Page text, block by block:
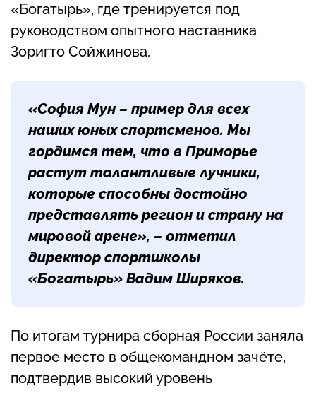
«Богатырь», где тренируется под
руководством опытного наставника
Зоригто Сойжинова.
«София Мун – пример для всех
наших юных спортсменов. Мы
гордимся тем, что в Приморье
растут талантливые лучники,
которые способны достойно
представлять регион и страну на
мировой арене», – отметил
директор спортшколы
«Богатырь» Вадим Ширяков.
По итогам турнира сборная России заняла
первое место в общекомандном зачёте,
подтвердив высокий уровень